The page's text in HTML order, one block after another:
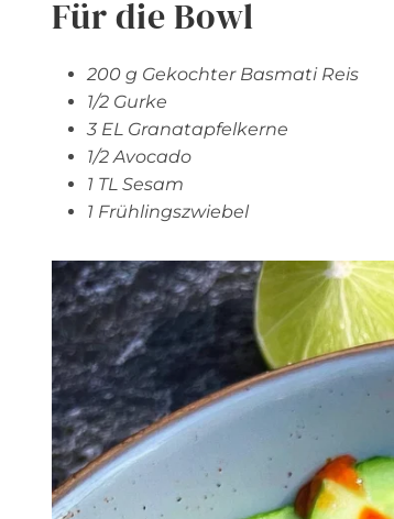
Für die Bowl
200 g Gekochter Basmati Reis
1/2 Gurke
3 EL Granatapfelkerne
1/2 Avocado
1 TL Sesam
1 Frühlingszwiebel